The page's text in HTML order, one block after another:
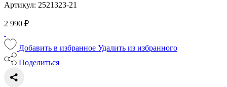
Артикул: 2521323-21
2 990 ₽
Добавить в избранное Удалить из избранного
Поделиться